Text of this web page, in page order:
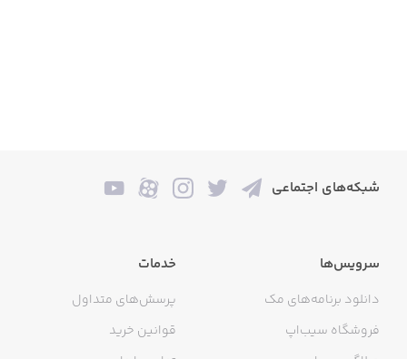
شبکه‌های اجتماعی
سرویس‌ها
دانلود برنامه‌های مک
فروشگاه سیب‌اپ
خدمات
پرسش‌های متداول
قوانین خرید